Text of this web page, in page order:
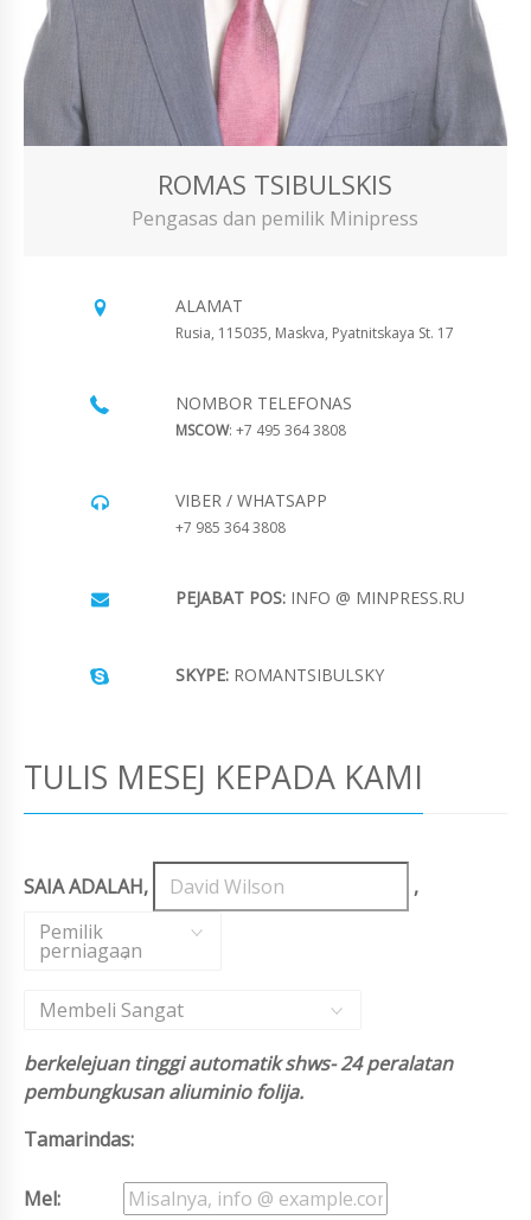
ROMAS TSIBULSKIS
Pengasas dan pemilik Minipress
ALAMAT
Rusia, 115035, Maskva, Pyatnitskaya St. 17
NOMBOR TELEFONAS
MSCOW: +7 495 364 3808
VIBER / WHATSAPP
+7 985 364 3808
PEJABAT POS: INFO @ MINPRESS.RU
SKYPE: ROMANTSIBULSKY
TULIS MESEJ KEPADA KAMI
SAIA ADALAH,
,
Pemilik
perniagaan
,
Membeli Sangat
berkelejuan tinggi automatik shws- 24 peralatan
pembungkusan aliuminio folija.
Tamarindas:
Mel: